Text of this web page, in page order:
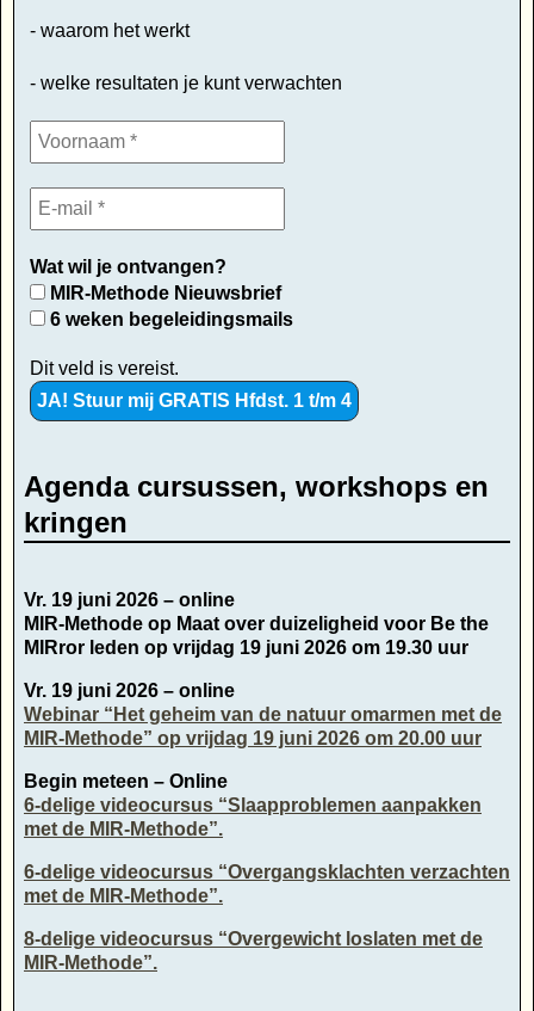
- waarom het werkt
- welke resultaten je kunt verwachten
Wat wil je ontvangen?
MIR-Methode Nieuwsbrief
6 weken begeleidingsmails
Dit veld is vereist.
Agenda cursussen, workshops en
kringen
Vr. 19 juni 2026 – online
MIR-Methode op Maat over duizeligheid voor Be the
MIRror leden op vrijdag 19 juni 2026 om 19.30 uur
Vr. 19 juni 2026 – online
Webinar “Het geheim van de natuur omarmen met de
MIR-Methode” op vrijdag 19 juni 2026 om 20.00 uur
Begin meteen – Online
6-delige videocursus “Slaapproblemen aanpakken
met de MIR-Methode”.
6-delige videocursus “Overgangsklachten verzachten
met de MIR-Methode”.
8-delige videocursus “Overgewicht loslaten met de
MIR-Methode”.